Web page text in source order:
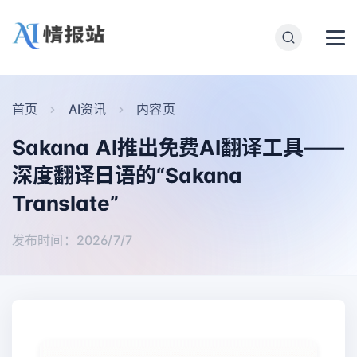
首页 AI资讯 内容页
Sakana AI推出免费AI翻译工具——
深度翻译日语的“Sakana
Translate”
发布时间：2026/7/7